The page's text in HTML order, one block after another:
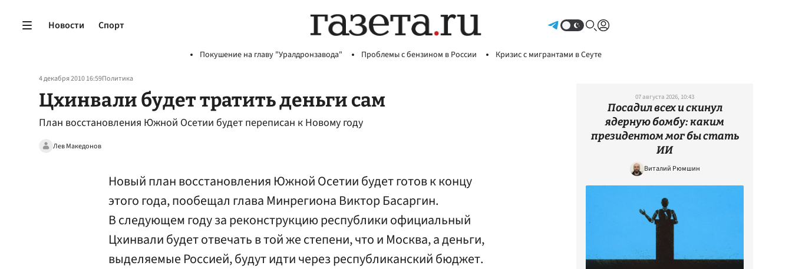
Новости Спорт
Покушение на главу "Уралдронзавода" Проблемы с бензином в России Кризис с мигрантами в Сеуте
4 декабря 2010 16:59Политика
Цхинвали будет тратить деньги сам
План восстановления Южной Осетии будет переписан к Новому году
Лев Македонов
Новый план восстановления Южной Осетии будет готов к концу
этого года, пообещал глава Минрегиона Виктор Басаргин.
В следующем году за реконструкцию республики официальный
Цхинвали будет отвечать в той же степени, что и Москва, а деньги,
выделяемые Россией, будут идти через республиканский бюджет.
07 августа 2026, 10:43
Посадил всех и скинул
ядерную бомбу: каким
президентом мог бы стать
ИИ
Виталий Рюмшин